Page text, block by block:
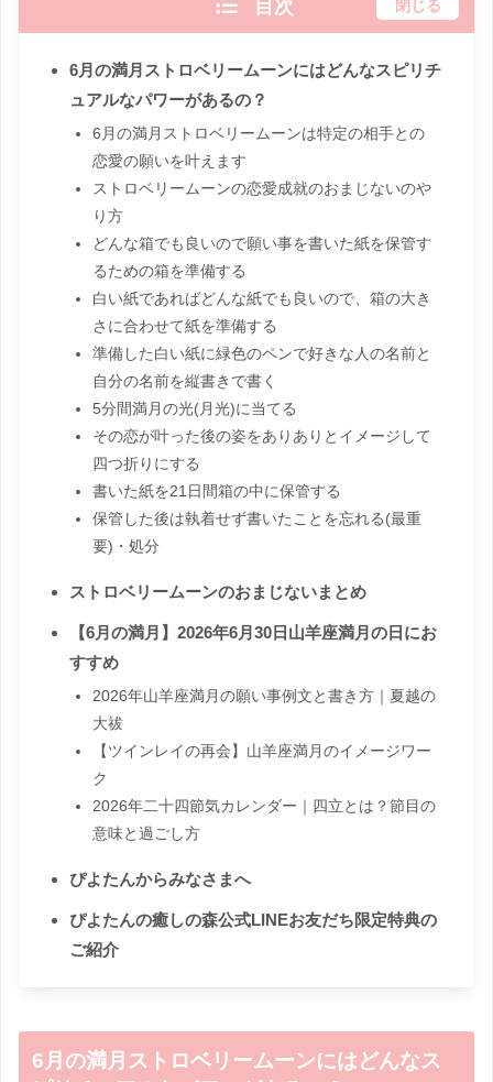
目次 閉じる
6月の満月ストロベリームーンにはどんなスピリチ
ュアルなパワーがあるの？
6月の満月ストロベリームーンは特定の相手との
恋愛の願いを叶えます
ストロベリームーンの恋愛成就のおまじないのや
り方
どんな箱でも良いので願い事を書いた紙を保管す
るための箱を準備する
白い紙であればどんな紙でも良いので、箱の大き
さに合わせて紙を準備する
準備した白い紙に緑色のペンで好きな人の名前と
自分の名前を縦書きで書く
5分間満月の光(月光)に当てる
その恋が叶った後の姿をありありとイメージして
四つ折りにする
書いた紙を21日間箱の中に保管する
保管した後は執着せず書いたことを忘れる(最重
要)・処分
ストロベリームーンのおまじないまとめ
【6月の満月】2026年6月30日山羊座満月の日にお
すすめ
2026年山羊座満月の願い事例文と書き方｜夏越の
大祓
【ツインレイの再会】山羊座満月のイメージワー
ク
2026年二十四節気カレンダー｜四立とは？節目の
意味と過ごし方
ぴよたんからみなさまへ
ぴよたんの癒しの森公式LINEお友だち限定特典の
ご紹介
6月の満月ストロベリームーンにはどんなス